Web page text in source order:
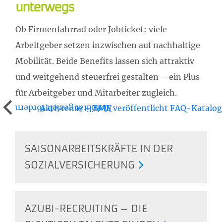
unterwegs
Ob Firmenfahrrad oder Jobticket: viele
Arbeitgeber setzen inzwischen auf nachhaltige
Mobilität. Beide Benefits lassen sich attraktiv
und weitgehend steuerfrei gestalten – ein Plus
für Arbeitgeber und Mitarbeiter zugleich.
SAISONARBEITSKRÄFTE IN DER
SOZIALVERSICHERUNG
AZUBI-RECRUITING – DIE
Mobilität gezielt fördern
Aktivrente – BMF veröffentlicht FAQ-Katalog